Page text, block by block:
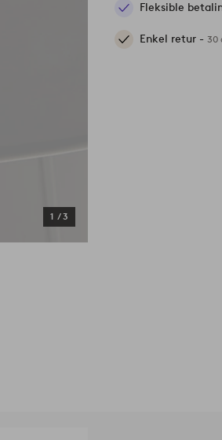
1 /3
Fleksible
Enkel retur -30